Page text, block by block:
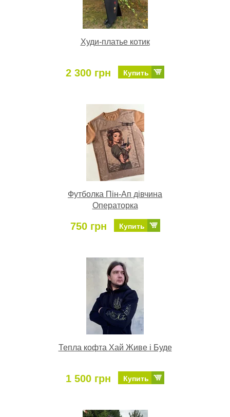
Худи-платье котик
2 300 грн Купить
Футболка Пін-Ап дівчина
Операторка
750 грн Купить
Тепла кофта Хай Живе і Буде
1 500 грн Купить